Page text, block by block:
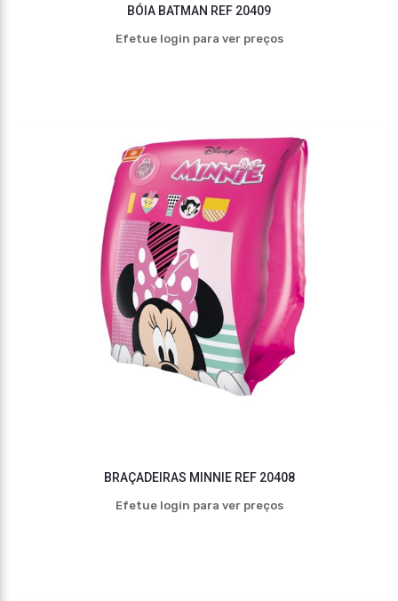
BÓIA BATMAN REF 20409
Efetue login para ver preços
BRAÇADEIRAS MINNIE REF 20408
Efetue login para ver preços